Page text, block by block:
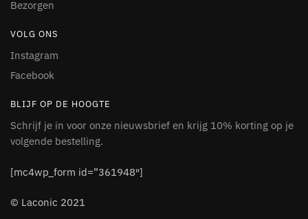
Bezorgen
VOLG ONS
Instagram
Facebook
BLIJF OP DE HOOGTE
Schrijf je in voor onze nieuwsbrief en krijg 10% korting op je
volgende bestelling.
[mc4wp_form id=”361948″]
© Laconic 2021